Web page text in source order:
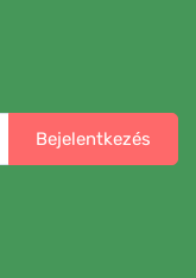
Bejelentkezés